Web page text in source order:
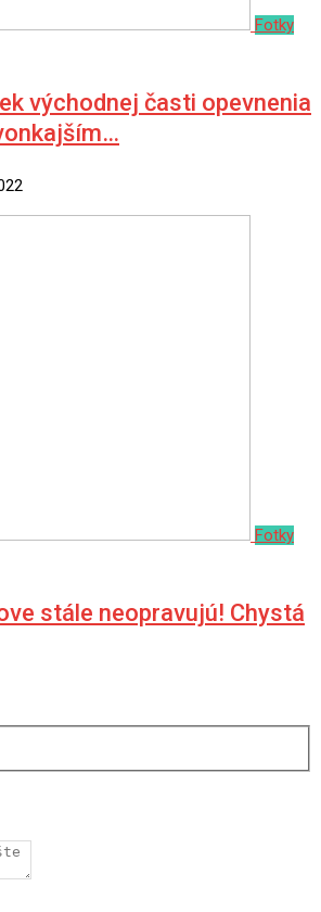
Fotky
východnej časti opevnenia
Fotky
stále neopravujú! Chystá